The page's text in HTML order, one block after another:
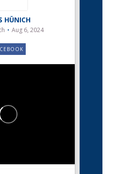
HÜNICH
Aug 6, 2024